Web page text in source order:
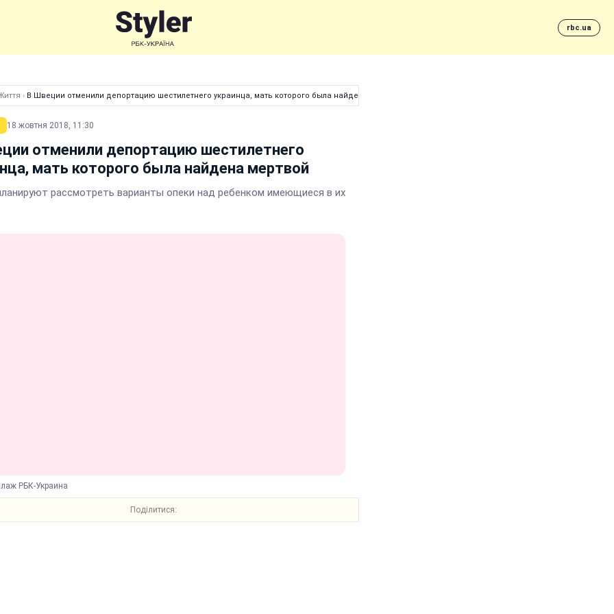
rbc.ua
› В Швеции отменили депортацию шестилетнего украинца, мать которого была найдена мертвой
18 жовтня 2018, 11:30
отменили депортацию шестилетнего
мать которого была найдена мертвой
рассмотреть варианты опеки над ребенком имеющиеся в их
РБК-Украина
Поділитися: